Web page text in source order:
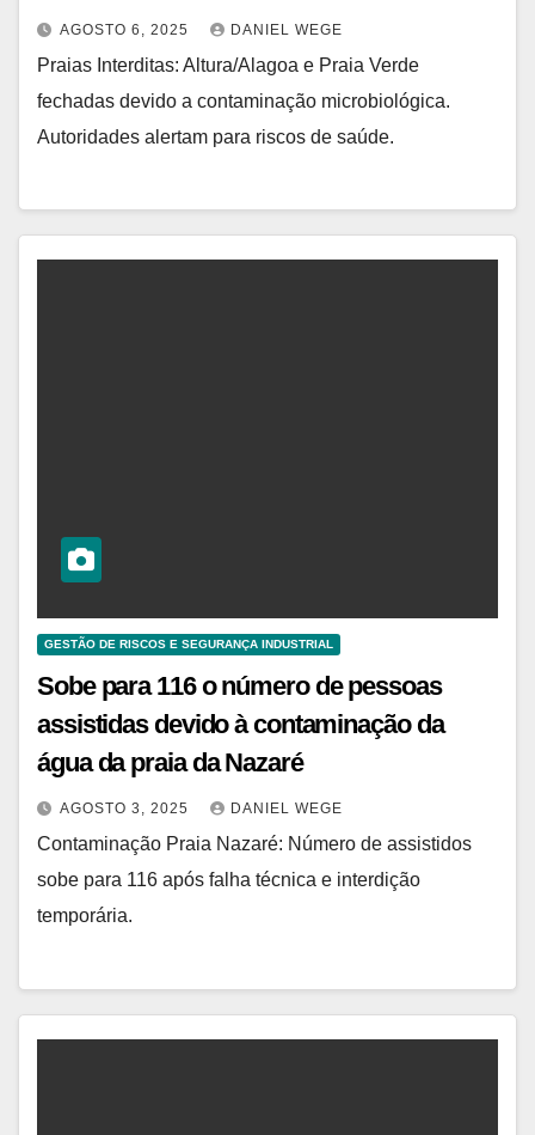
AGOSTO 6, 2025 DANIEL WEGE
Praias Interditas: Altura/Alagoa e Praia Verde
fechadas devido a contaminação microbiológica.
Autoridades alertam para riscos de saúde.
GESTÃO DE RISCOS E SEGURANÇA INDUSTRIAL
Sobe para 116 o número de pessoas
assistidas devido à contaminação da
água da praia da Nazaré
AGOSTO 3, 2025 DANIEL WEGE
Contaminação Praia Nazaré: Número de assistidos
sobe para 116 após falha técnica e interdição
temporária.